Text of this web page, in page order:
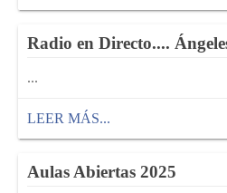
Radio en Directo....
...
LEER MÁS...
Aulas Abiertas 2025